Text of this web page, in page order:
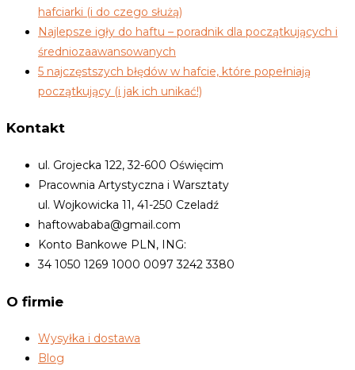
hafciarki (i do czego służą)
Najlepsze igły do haftu – poradnik dla początkujących i
średniozaawansowanych
5 najczęstszych błędów w hafcie, które popełniają
początkujący (i jak ich unikać!)
Kontakt
ul. Grojecka 122, 32-600 Oświęcim
Pracownia Artystyczna i Warsztaty
ul. Wojkowicka 11, 41-250 Czeladź
haftowababa@gmail.com
Konto Bankowe PLN, ING:
34 1050 1269 1000 0097 3242 3380
O firmie
Wysyłka i dostawa
Blog